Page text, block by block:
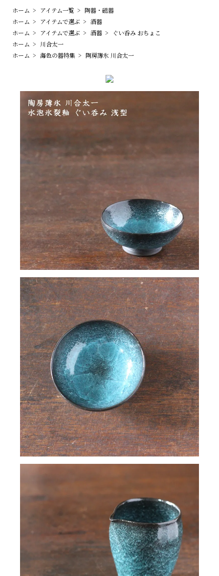
ホーム > アイテム一覧 > 陶器・磁器
ホーム > アイテムで選ぶ > 酒器
ホーム > アイテムで選ぶ > 酒器 >
ぐい呑み おちょこ
ホーム > 川合太一
ホーム > 海色の器特集 > 陶房薄氷 川合太一